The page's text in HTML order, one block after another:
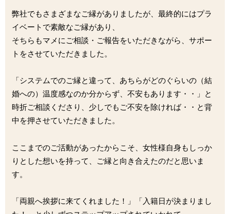
弊社でもさまざまなご縁がありましたが、最終的にはプラ
イベートで素敵なご縁があり、
そちらもマメにご相談・ご報告をいただきながら、サポー
トをさせていただきました。
「システムでのご縁と違って、あちらがどのぐらいの（結
婚への）温度感なのか分からず、不安もあります・・」と
時折ご相談くださり、少しでもご不安を除ければ・・と背
中を押させていただきました。
ここまでのご活動があったからこそ、女性様自身もしっか
りとした想いを持って、ご縁と向き合えたのだと思いま
す。
「両親へ挨拶に来てくれました！」「入籍日が決まりまし